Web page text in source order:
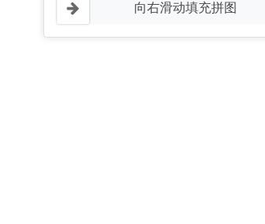
向右滑动填充拼图